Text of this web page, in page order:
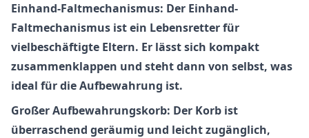
Einhand-Faltmechanismus: Der Einhand-
Faltmechanismus ist ein Lebensretter für
vielbeschäftigte Eltern. Er lässt sich kompakt
zusammenklappen und steht dann von selbst, was
ideal für die Aufbewahrung ist.
Großer Aufbewahrungskorb: Der Korb ist
überraschend geräumig und leicht zugänglich,